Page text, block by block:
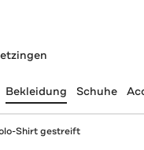
Bekleidung Schuhe
Shirt gestreift